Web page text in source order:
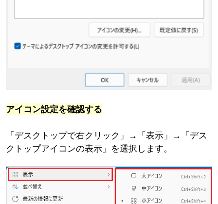
アイコン設定を確認する
「デスクトップで右クリック」→「表示」→「デス
クトップアイコンの表示」を選択します。